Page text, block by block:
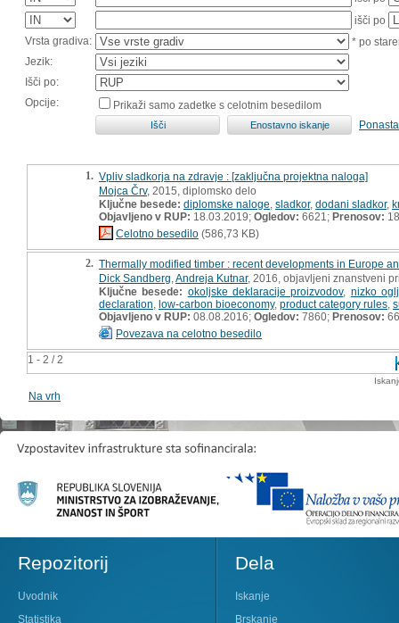
išči po
Vrsta gradiva:
* po
Jezik:
Išči po:
Opcije:
Prikaži samo zadetke s celotnim besedilom
1 - 2 / 2
1. Vpliv sladkorja na zdravje : [zaključna projektna naloga]
Mojca Črv, 2015, diplomsko delo
Ključne besede: diplomske naloge sladkor, dodani sladkor,
Objavljeno v RUP: 18.03.2019; Ogledov: 6621; Prenosov:
Celotno besedilo (586,73 KB)
2. Thermally modified timber : recent developments in Europe
Dick Sandberg Andreja Kutnar, 2016, objavljeni znanstveni
Ključne besede: okoljske deklaracije proizvodov, nizko
declaration low-carbon bioeconomy, product category rules
Objavljeno v RUP: 08.08.2016; Ogledov: 7860; Prenosov: 66
Povezava na celotno besedilo
Na vrh
Repozitorij
Uvodnik
Statistika
Dela
Iskanje
Brskanje